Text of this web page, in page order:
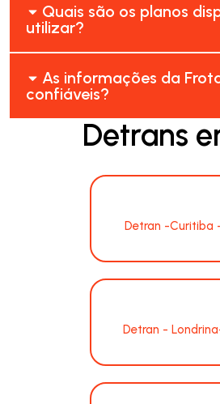
Quais são os planos
utilizar?
As informações da
confiáveis?
Detrans
Detran -Curitiba
Detran -